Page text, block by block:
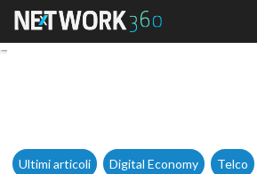
Più fibra
Ultimi articoli Digital Economy Telco